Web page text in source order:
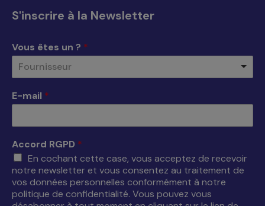
dans
nouvelle
fenêtre
dans
nouvelle
fenêtre
dans
nouvelle
fenêtre
dans
nouvelle
S'inscrire à la Newsletter
Vous êtes un ? *
Fournisseur
E-mail *
Accord RGPD *
En cochant cette case, vous acceptez de recevoir
notre newsletter et vous consentez au traitement de
vos données personnelles conformément à notre
politique de confidentialité. Vous pouvez vous